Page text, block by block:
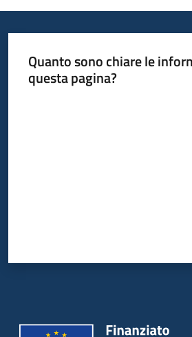
Quanto sono chiare le
questa pagina?